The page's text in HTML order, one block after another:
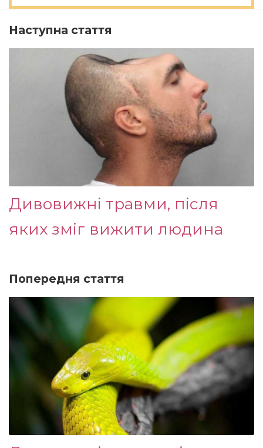
Наступна стаття
Дивовижні травми, після
яких зміг вижити людина
Попередня стаття